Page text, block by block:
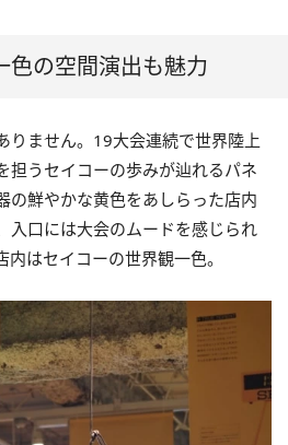
色の空間演出も魅力
りません。19大会連続で世界陸上
担うセイコーの歩みが辿れるパネ
の鮮やかな黄色をあしらった店内
入口には大会のムードを感じられ
はセイコーの世界観一色。